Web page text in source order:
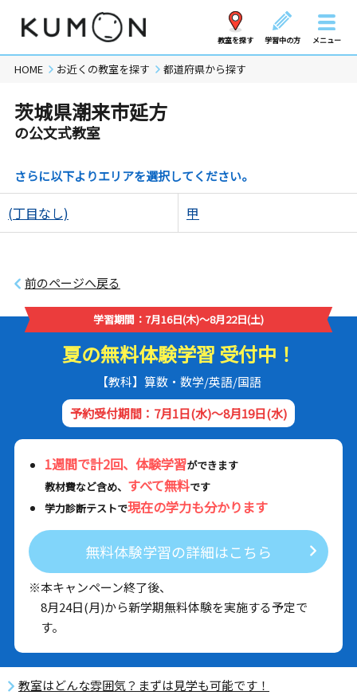
教室を探す 学習中の方 メニュー
HOME お近くの教室を探す 都道府県から探す
茨城県潮来市延方
の公文式教室
さらに以下よりエリアを選択してください。
(丁目なし) 甲
前のページへ戻る
学習期間：7月16日(木)～8月22日(土)
夏の無料体験学習 受付中！
【教科】算数・数学/英語/国語
予約受付期間：7月1日(水)～8月19日(水)
1週間で計2回、体験学習ができます
教材費など含め、 すべて無料です
学力診断テストで現在の学力も分かります
無料体験学習の詳細はこちら
※本キャンペーン終了後、
8月24日(月)から新学期無料体験を実施する予定で
す。
教室はどんな雰囲気？まずは見学も可能です！